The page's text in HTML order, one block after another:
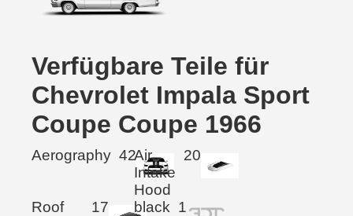
Verfügbare Teile für
Chevrolet Impala Sport
Coupe Coupe 1966
Aerography 42Air
Intake
Hood
20
Roof
17 black 1